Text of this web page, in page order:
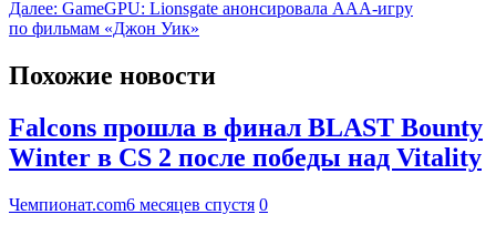
Далее: GameGPU: Lionsgate анонсировала ААА-игру
по фильмам «Джон Уик»
Похожие новости
Falcons прошла в финал BLAST Bounty
Winter в CS 2 после победы над Vitality
Чемпионат.com6 месяцев спустя 0